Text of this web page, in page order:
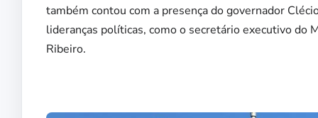
também contou com a presença do governador
lideranças políticas, como o secretário executivo do
Ribeiro.